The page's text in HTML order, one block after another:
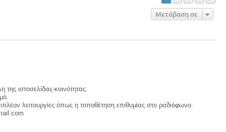
Μετάβαση σε
ιστοσελίδας-κοινότητας.
λειτουργίες όπως η τοποθέτηση επιθυμίας στο ραδιόφωνο.